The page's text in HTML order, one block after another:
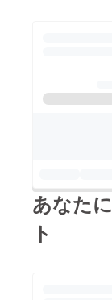
味が
かに
あなた
ト